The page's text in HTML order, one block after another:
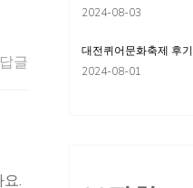
답글
.
2024-08-03
대전퀴어문화축제 후기
2024-08-01